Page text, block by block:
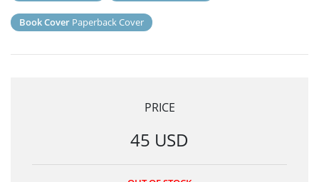
Book Cover Paperback Cover
PRICE
45 USD